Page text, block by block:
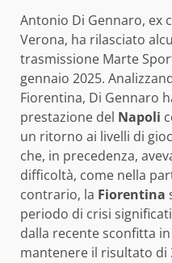
Antonio Di Gennaro, ex
Verona, ha rilasciato
trasmissione Marte
gennaio 2025.
Fiorentina, Di Gennaro
prestazione del Napoli
un ritorno ai livelli di
che, in precedenza,
difficoltà, come nella
contrario, la Fiorentina
periodo di crisi
dalla recente sconfitta in
mantenere il risultato di